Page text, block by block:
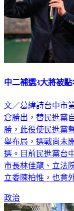
中二補選3大將被
文／葛緯詩台中市
倉勝出，替民進黨
勝，此役使民進黨
舉布局，選戰尚未
選。目前民進黨台
市長林佳龍、立法
立委陳柏惟，也意
政治